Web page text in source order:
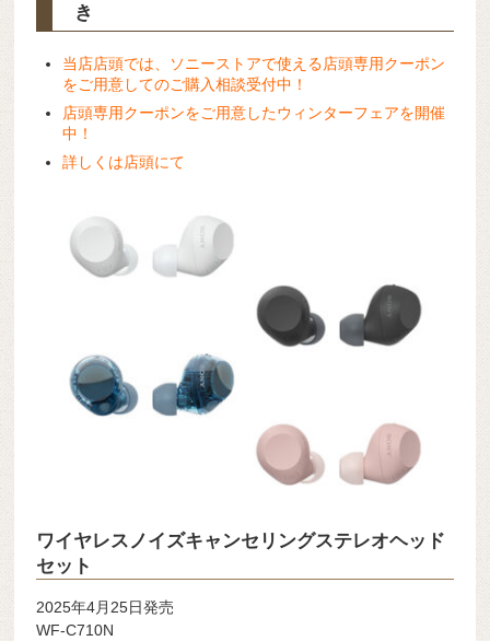
き
当店店頭では、ソニーストアで使える店頭専用クーポン
をご用意してのご購入相談受付中！
店頭専用クーポンをご用意したウィンターフェアを開催
中！
詳しくは店頭にて
ワイヤレスノイズキャンセリングステレオヘッド
セット
2025年4月25日発売
WF-C710N